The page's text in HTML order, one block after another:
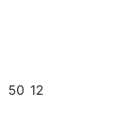
50 12